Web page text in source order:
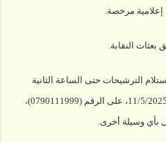
الترشيحات حتى الساعة الثانية
عشرة ظهرًا من يوم الأحد الموافق 11/5/2025، على الرقم (0790111999)،
بأي وسيلة أخرى.